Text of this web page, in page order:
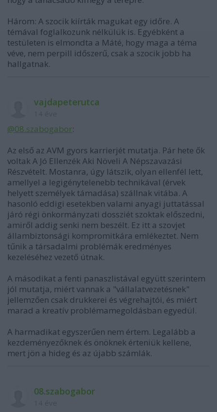
Három: A szocik kiírták magukat egy időre. A
témával foglalkozunk nélkülük is. Egyébként a
testületen is elmondta a Máté, hogy maga a téma
véve, nem perpill időszerű, csak a szocik jobb ha
hallgatnak.
vajdapeterutca
@08.szabogabor:
Az első az AVM gyors karrierjét mutatja. Pár hete ők
voltak A Jó Ellenzék Aki Növeli A Népszavazási
Részvételt. Mostanra, úgy látszik, olyan ellenfél lett,
amellyel a legigénytelenebb technikával (érvek
helyett személyek támadása) szállnak vitába. A
hasonló eddigi esetekben valami anyagi juttatással
járó régi önkormányzati dossziét szoktak előszedni,
amiről addig senki nem beszélt. Ez itt a szovjet
állambiztonsági kompromitkára emlékeztet. Nem
tűnik a társadalmi problémák eredményes
kezeléséhez vezető útnak.
A másodikat a fenti panaszlistával együtt szerintem
jól mutatja, miért vannak a "vállalatvezetésnek"
jellemzően csak drukkerei és végrehajtói, és miért
marad a kreatív problémamegoldásban egyedül.
A harmadikat egyszerűen nem értem. Legalább a
kezdeményezőknek és önöknek érteniük kellene,
mert jön a hideg és az újabb számlák.
08.szabogabor